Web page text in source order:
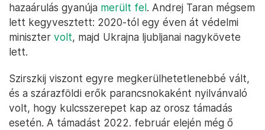
hazaárulás gyanúja merült fel. Andrej Taran mégsem
lett kegyvesztett: 2020-tól egy éven át védelmi
miniszter volt, majd Ukrajna ljubljanai nagykövete
lett.
Szirszkij viszont egyre megkerülhetetlenebbé vált,
és a szárazföldi erők parancsnokaként nyilvánvaló
volt, hogy kulcsszerepet kap az orosz támadás
esetén. A támadást 2022. február elején még ő